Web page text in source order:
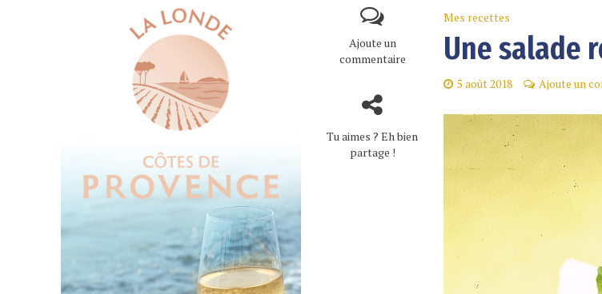
Ajoute un
commentaire
Tu aimes ? Eh bien
partage !
Mes recettes
Une salade
5 août 2018 Ajoute un